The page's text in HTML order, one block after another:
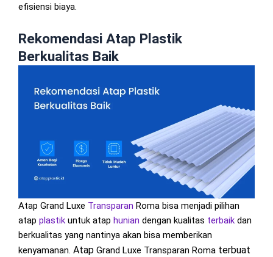
efisiensi biaya.
Rekomendasi Atap Plastik
Berkualitas Baik
Atap Grand Luxe Transparan Roma bisa menjadi pilihan
atap plastik untuk atap hunian dengan kualitas terbaik dan
berkualitas yang nantinya akan bisa memberikan
kenyamanan. Atap Grand Luxe Transparan Roma terbuat